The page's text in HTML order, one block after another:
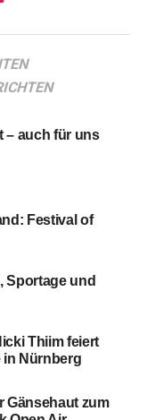
– auch für uns
Festival of
Sportage und
Thiim feiert
in Nürnberg
Gänsehaut zum